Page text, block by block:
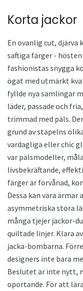
Korta jackor
En ovanlig cut,
saftiga färger -
fashionistas snygga
ögat med utmärkt
fyllde nya samlingar
läder, passade och
trimmad med päls.
grund av stapelns
vardagliga eller chic
var pälsmodeller,
livsbekräftande,
färger är förvånad,
Dessa kan vara
asymmetriska stora
många tjejer jackor-
quiltade linjer. Klara
jacka-bombarna.
designers inte bara
Beslutet är inte nytt,
oportande. För att